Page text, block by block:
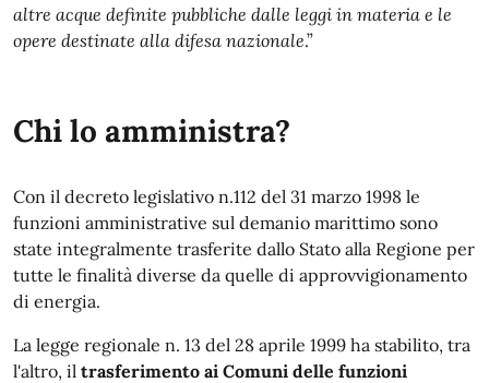
altre acque definite pubbliche dalle leggi in materia e le
opere destinate alla difesa nazionale.”
Chi lo amministra?
Con il decreto legislativo n.112 del 31 marzo 1998 le
funzioni amministrative sul demanio marittimo sono
state integralmente trasferite dallo Stato alla Regione per
tutte le finalità diverse da quelle di approvvigionamento
di energia.
La legge regionale n. 13 del 28 aprile 1999 ha stabilito, tra
l'altro, il trasferimento ai Comuni delle funzioni